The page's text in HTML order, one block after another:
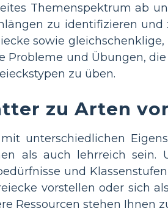
Themenspektrum ab
zu identifizieren und
sowie
und Übungen,
zu üben.
zu Arten
unterschiedlichen
als auch lehrreich sein.
und
vorstellen oder sich
Ressourcen stehen Ihnen